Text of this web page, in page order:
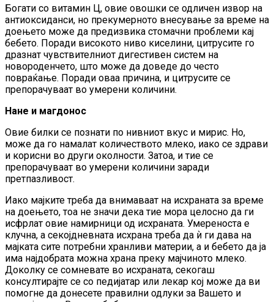
Богати со витамин Ц, овие овошки се одличен извор на
антиоксиданси, но прекумерното внесување за време на
доењето може да предизвика стомачни проблеми кај
бебето. Поради високото ниво киселини, цитрусите го
дразнат чувствителниот дигестивен систем на
новороденчето, што може да доведе до често
повраќање. Поради оваа причина, и цитрусите се
препорачуваат во умерени количини.
Нане и магдонос
Овие билки се познати по нивниот вкус и мирис. Но,
може да го намалат количеството млеко, иако се здрави
и корисни во други околности. Затоа, и тие се
препорачуваат во умерени количини заради
претпазливост.
Иако мајките треба да внимаваат на исхраната за време
на доењето, тоа не значи дека тие мора целосно да ги
исфрлат овие намирници од исхраната. Умереноста е
клучна, а секојдневната исхрана треба да ѝ ги дава на
мајката сите потребни хранливи материи, а и бебето да ја
има најдобрата можна храна преку мајчиното млеко.
Доколку се сомневате во исхраната, секогаш
консултирајте се со педијатар или лекар кој може да ви
помогне да донесете правилни одлуки за Вашето и